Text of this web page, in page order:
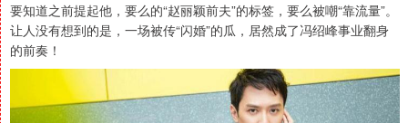
要知道之前提起他，要么的“赵丽颖前夫”的标签，要么被嘲“靠流量”。
让人没有想到的是，一场被传“闪婚”的瓜，居然成了冯绍峰事业翻身
的前奏！